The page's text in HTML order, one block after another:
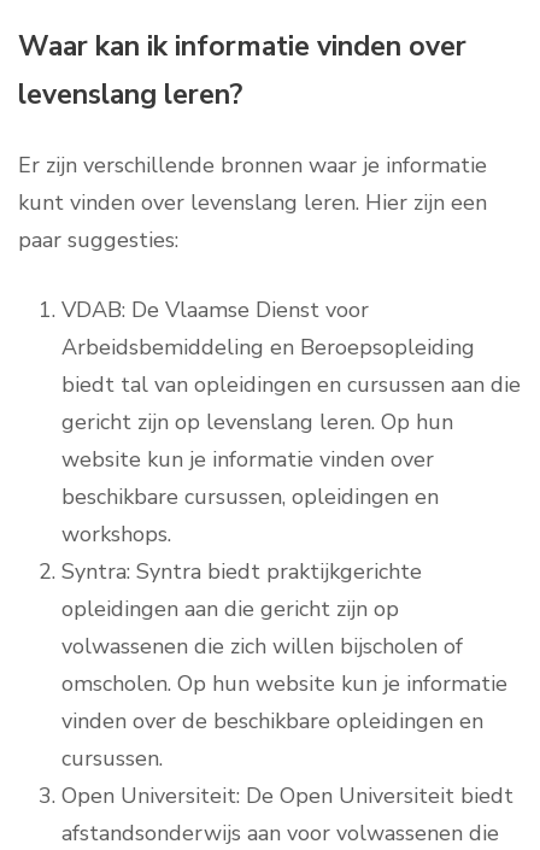
Waar kan ik informatie vinden over
levenslang leren?
Er zijn verschillende bronnen waar je informatie
kunt vinden over levenslang leren. Hier zijn een
paar suggesties:
VDAB: De Vlaamse Dienst voor
Arbeidsbemiddeling en Beroepsopleiding
biedt tal van opleidingen en cursussen aan die
gericht zijn op levenslang leren. Op hun
website kun je informatie vinden over
beschikbare cursussen, opleidingen en
workshops.
Syntra: Syntra biedt praktijkgerichte
opleidingen aan die gericht zijn op
volwassenen die zich willen bijscholen of
omscholen. Op hun website kun je informatie
vinden over de beschikbare opleidingen en
cursussen.
Open Universiteit: De Open Universiteit biedt
afstandsonderwijs aan voor volwassenen die